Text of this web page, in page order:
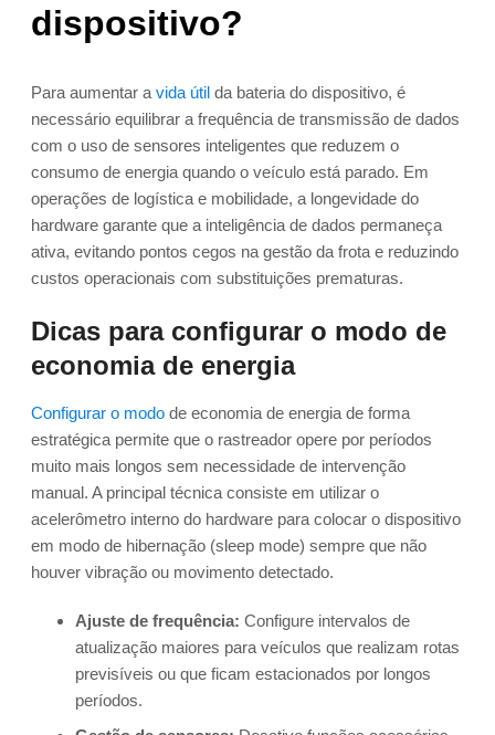
dispositivo?
Para aumentar a vida útil da bateria do dispositivo, é
necessário equilibrar a frequência de transmissão de dados
com o uso de sensores inteligentes que reduzem o
consumo de energia quando o veículo está parado. Em
operações de logística e mobilidade, a longevidade do
hardware garante que a inteligência de dados permaneça
ativa, evitando pontos cegos na gestão da frota e reduzindo
custos operacionais com substituições prematuras.
Dicas para configurar o modo de
economia de energia
Configurar o modo de economia de energia de forma
estratégica permite que o rastreador opere por períodos
muito mais longos sem necessidade de intervenção
manual. A principal técnica consiste em utilizar o
acelerômetro interno do hardware para colocar o dispositivo
em modo de hibernação (sleep mode) sempre que não
houver vibração ou movimento detectado.
Ajuste de frequência: Configure intervalos de
atualização maiores para veículos que realizam rotas
previsíveis ou que ficam estacionados por longos
períodos.